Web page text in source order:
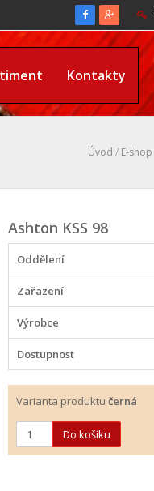
Kontakty
Úvod / E-shop
Ashton KSS 98
Oddělení
Zařazení
Výrobce
Dostupnost
Varianta produktu černá